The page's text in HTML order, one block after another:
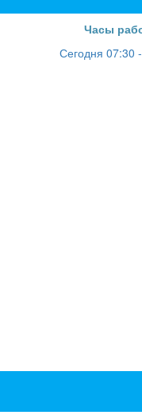
Часы
Сегодня 07:30